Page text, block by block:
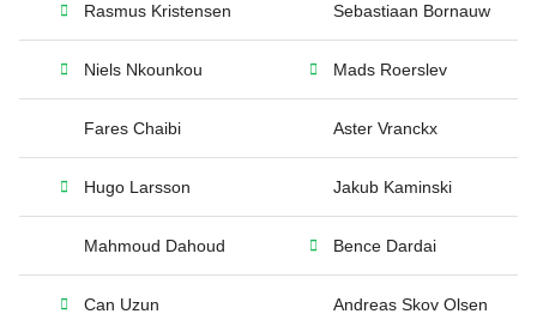
Rasmus Kristensen Sebastiaan Bornauw
Niels Nkounkou Mads Roerslev
Fares Chaibi Aster Vranckx
Hugo Larsson Jakub Kaminski
Mahmoud Dahoud Bence Dardai
Can Uzun Andreas Skov Olsen